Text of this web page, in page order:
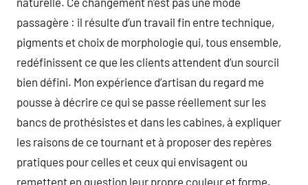
passagère : il résulte d’un travail fin entre technique,
pigments et choix de morphologie qui, tous ensemble,
redéfinissent ce que les clients attendent d’un sourcil
bien défini. Mon expérience d’artisan du regard me
pousse à décrire ce qui se passe réellement sur les
bancs de prothésistes et dans les cabines, à expliquer
les raisons de ce tournant et à proposer des repères
pratiques pour celles et ceux qui envisagent ou
remettent en question leur propre couleur et forme.